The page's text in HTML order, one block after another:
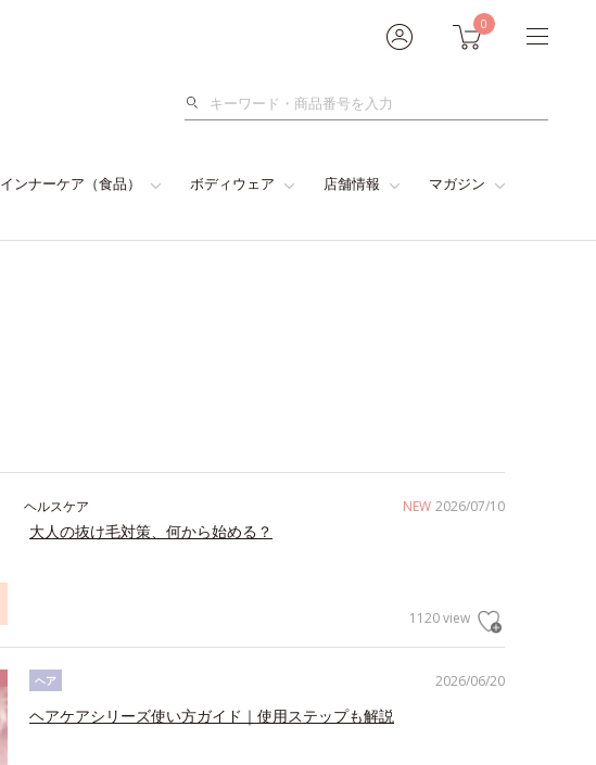
0
検
インナーケア（食品） ボディウェア 店舗情報 マガジン
NEW 2026/07/10
ヘルスケア
大人の抜け毛対策、何から始める？
1120 view
2026/06/20
ヘア
ヘアケアシリーズ使い方ガイド｜使用ステップも解説